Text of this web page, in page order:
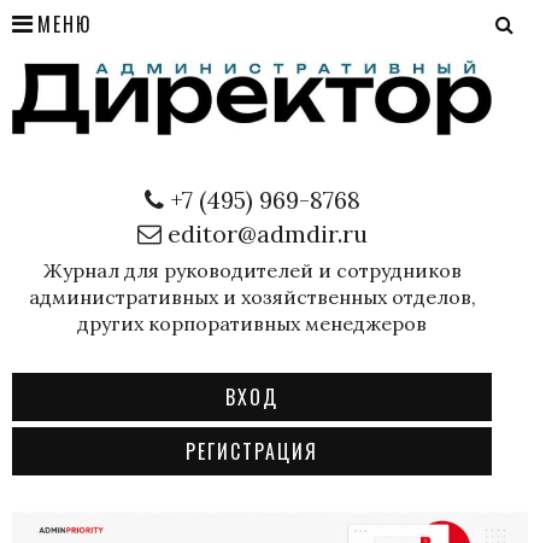
МЕНЮ
+7 (495) 969-8768
editor@admdir.ru
Журнал для руководителей и сотрудников
административных и хозяйственных отделов,
других корпоративных менеджеров
ВХОД
РЕГИСТРАЦИЯ